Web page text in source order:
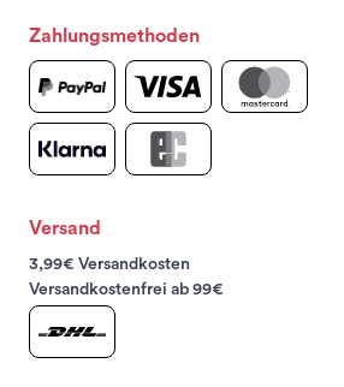
Zahlungsmethoden
Versand
3,99€ Versandkosten
Versandkostenfrei ab 99€